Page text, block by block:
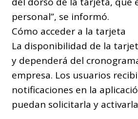
personal”, se informó.
Cómo acceder a la tarjeta
La disponibilidad de la
y dependerá del
empresa. Los usuarios
notificaciones en la
puedan solicitarla y